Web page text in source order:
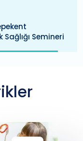
Semineri